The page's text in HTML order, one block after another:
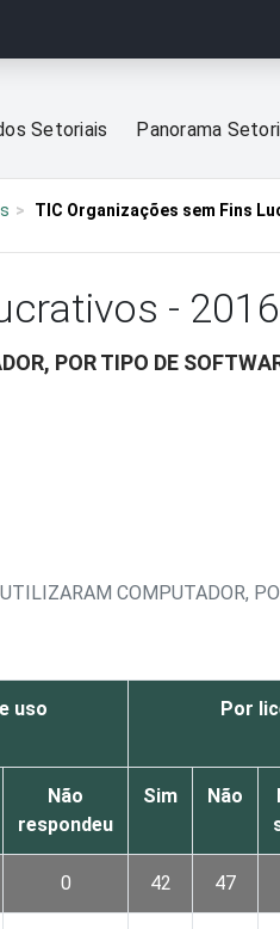
Setoriais Panorama
TIC Organizações sem Fins
- 2016
POR TIPO DE
COMPUTADOR,
uso Por
Não
respondeu
Sim Não
0 42 47